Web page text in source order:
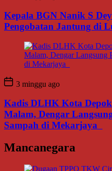
Kepala BGN Nanik S
Pengobatan Jantung di
3 minggu ago
Kadis DLHK Kota
Malam, Dengar
Sampah di Mekarjaya
Mancanegara